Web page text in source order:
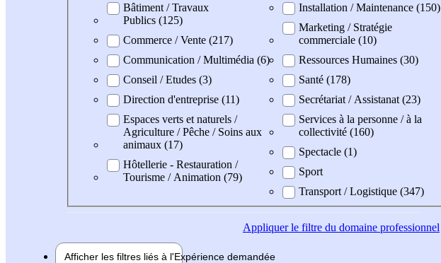
Bâtiment / Travaux
Publics (125)
Commerce / Vente (217)
Communication / Multimédia (6)
Conseil / Etudes (3)
Direction d'entreprise (11)
Espaces verts et naturels /
Agriculture / Pêche / Soins aux
animaux (17)
Hôtellerie - Restauration /
Tourisme / Animation (79)
Installation / Maintenance (150)
Marketing / Stratégie
commerciale (10)
Ressources Humaines (30)
Santé (178)
Secrétariat / Assistanat (23)
Services à la personne / à la
collectivité (160)
Spectacle (1)
Sport
Transport / Logistique (347)
Appliquerle filtre du domaine professionnel
Afficher les filtres liés à l'Expérience demandée